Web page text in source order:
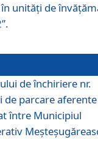
unități de
de închiriere nr.
parcare aferente
între Municipiul